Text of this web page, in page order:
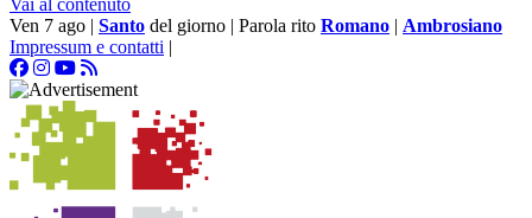
Ven 7 ago | Santo del giorno | Parola rito Romano | Ambrosiano
Impressum e contatti |